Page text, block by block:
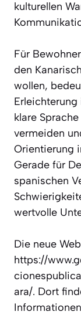
kulturellen
Für
den
wollen,
klare
vermeiden
Orientierung
Gerade für
spanischen
wertvolle
Die neue
https://
ara/. Dort